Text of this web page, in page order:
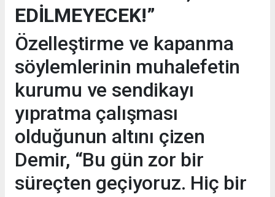
EDİLMEYECEK!”
Özelleştirme ve kapanma
söylemlerinin muhalefetin
kurumu ve sendikayı
yıpratma çalışması
olduğunun altını çizen
Demir, “Bu gün zor bir
süreçten geçiyoruz. Hiç bir